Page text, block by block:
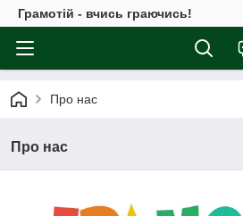
Грамотій - вчись граючись!
Про нас
Про нас